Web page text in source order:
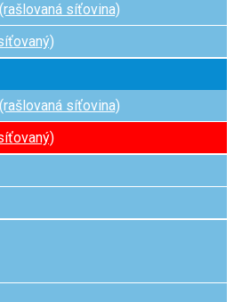
síťovina)
síťovina)